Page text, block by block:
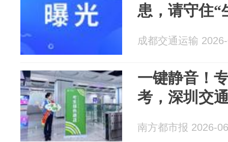
患，请守住“
成都交通运输
一键静音！
考，深圳交
南方都市报 2026-